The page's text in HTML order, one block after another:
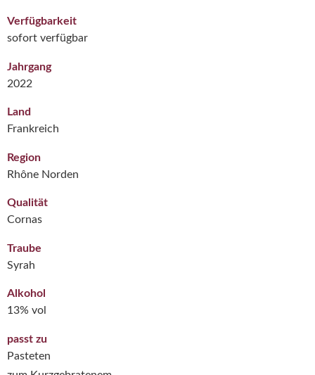
Verfügbarkeit
sofort verfügbar
Jahrgang
2022
Land
Frankreich
Region
Rhône Norden
Qualität
Cornas
Traube
Syrah
Alkohol
13% vol
passt zu
Pasteten